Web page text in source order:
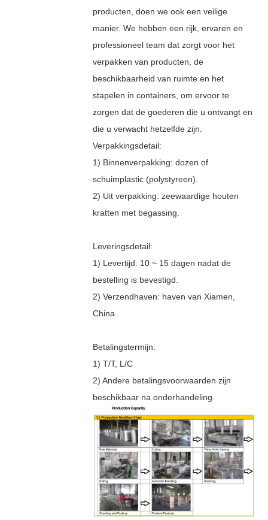
producten, doen we ook een veilige
manier. We hebben een rijk, ervaren en
professioneel team dat zorgt voor het
verpakken van producten, de
beschikbaarheid van ruimte en het
stapelen in containers, om ervoor te
zorgen dat de goederen die u ontvangt en
die u verwacht hetzelfde zijn.
Verpakkingsdetail:
1) Binnenverpakking: dozen of
schuimplastic (polystyreen).
2) Uit verpakking: zeewaardige houten
kratten met begassing.
Leveringsdetail:
1) Levertijd: 10 ~ 15 dagen nadat de
bestelling is bevestigd.
2) Verzendhaven: haven van Xiamen,
China
Betalingstermijn:
1) T/T, L/C
2) Andere betalingsvoorwaarden zijn
beschikbaar na onderhandeling.